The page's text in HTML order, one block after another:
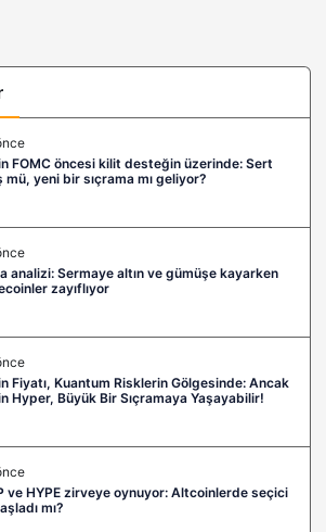
FOMC öncesi kilit desteğin üzerinde: Sert
mü, yeni bir sıçrama mı geliyor?
analizi: Sermaye altın ve gümüşe kayarken
zayıflıyor
Fiyatı, Kuantum Risklerin Gölgesinde: Ancak
Hyper, Büyük Bir Sıçramaya Yaşayabilir!
ve HYPE zirveye oynuyor: Altcoinlerde seçici
mı?